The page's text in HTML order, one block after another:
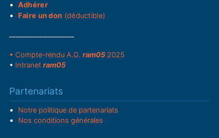
Adhérer
Faire un don (déductible)
• Compte-rendu A.G.ram05 2025
• Intranetram05
Partenariats
Notre politique de partenariats
Nos conditions générales